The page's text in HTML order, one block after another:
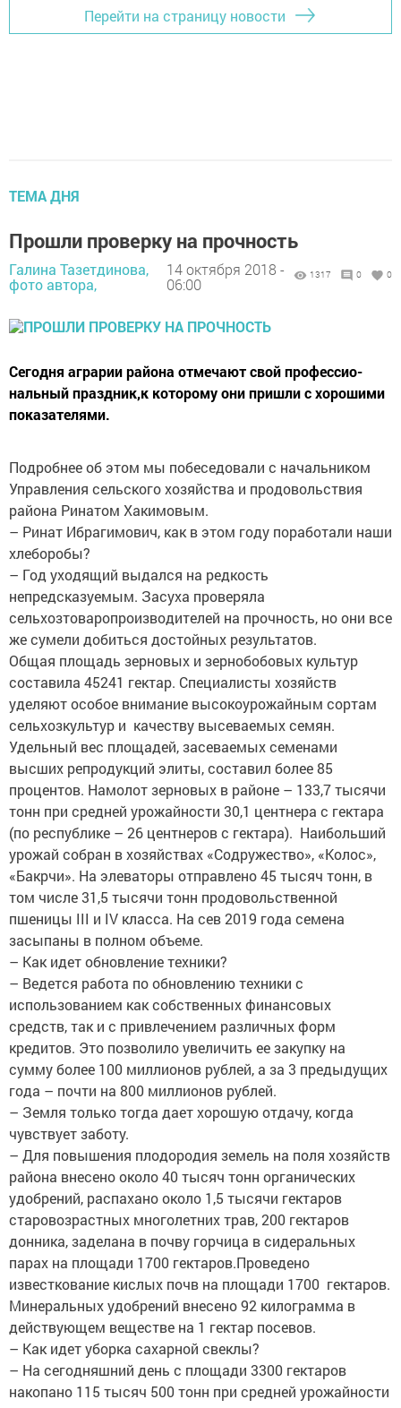
Перейти на страницу новости
ТЕМА ДНЯ
Прошли проверку на прочность
Галина Тазетдинова,
фото автора,
14 октября 2018 -
06:00
1317 0 0
Сегодня аграрии района отмечают свой профессио­
нальный праздник,к которому они пришли с хорошими
показателями.
Подробнее об этом мы побеседовали с начальником
Управления сельского хозяйства и продовольствия
района Ринатом Хакимовым.
– Ринат Ибрагимович, как в этом году поработали наши
­хлеборобы?
– Год уходящий выдался на редкость
непредсказуемым. Засуха проверяла
сельхозтоваропроизводителей на прочность, но они все
же сумели добиться достойных результатов.
Общая площадь зерновых и зернобобовых культур
составила 45241 гектар. Специалисты хозяйств
уделяют особое внимание высокоурожайным сортам
сельхозкультур и качеству высеваемых семян.
Удельный вес площадей, засеваемых семенами
высших репродукций элиты, составил более 85
процентов. Намолот зерновых в районе – 133,7 тысячи
тонн при средней урожайности 30,1 центнера с гектара
(по респуб­лике – 26 центнеров с гектара). Наибольший
урожай собран в хозяйствах «Содружество», «Колос»,
«Бакрчи». На элеваторы отправлено 45 тысяч тонн, в
том числе 31,5 тысячи тонн продовольственной
пшеницы III и IV класса. На сев 2019 года семена
засыпаны в полном объеме.
– Как идет обновление техники?
– Ведется работа по обновлению техники с
использованием как собственных финансовых
средств, так и с привлечением различных форм
кредитов. Это позволило увеличить ее закупку на
сумму более 100 миллионов рублей, а за 3 предыдущих
года – почти на 800 миллионов рублей.
– Земля только тогда дает хорошую отдачу, когда
чувствует заботу.
– Для повышения плодородия земель на поля хозяйств
района внесено около 40 тысяч тонн органических
удобрений, распахано около 1,5 тысячи гектаров
старовозрастных многолетних трав, 200 гектаров
донника, заделана в почву горчица в сидеральных
парах на площади 1700 гектаров.Проведено
известкование кислых почв на площади 1700 гектаров.
Минеральных удобрений внесено 92 килограмма в
действующем веществе на 1 гектар посевов.
– Как идет уборка сахарной ­свеклы?
– На сегодняшний день с площади 3300 гектаров
накопано 115 тысяч 500 тонн при средней урожайности